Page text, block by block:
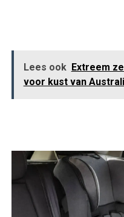
Lees ook Extreem
voor kust van